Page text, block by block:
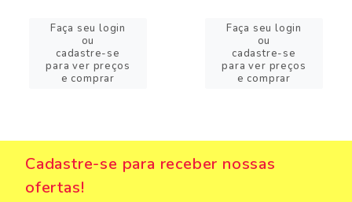
Faça seu login
ou
cadastre-se
para ver preços
e comprar
Faça seu login
ou
cadastre-se
para ver preços
e comprar
Cadastre-se para receber nossas
ofertas!